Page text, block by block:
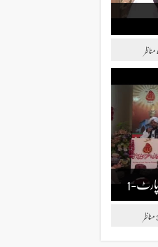
مناظر
مناظر